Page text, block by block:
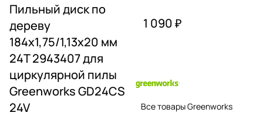
Пильный диск по
дереву
184x1,75/1,13x20 мм
24T 2943407 для
циркулярной пилы
Greenworks GD24CS
24V
1 090 ₽
Все товары Greenworks